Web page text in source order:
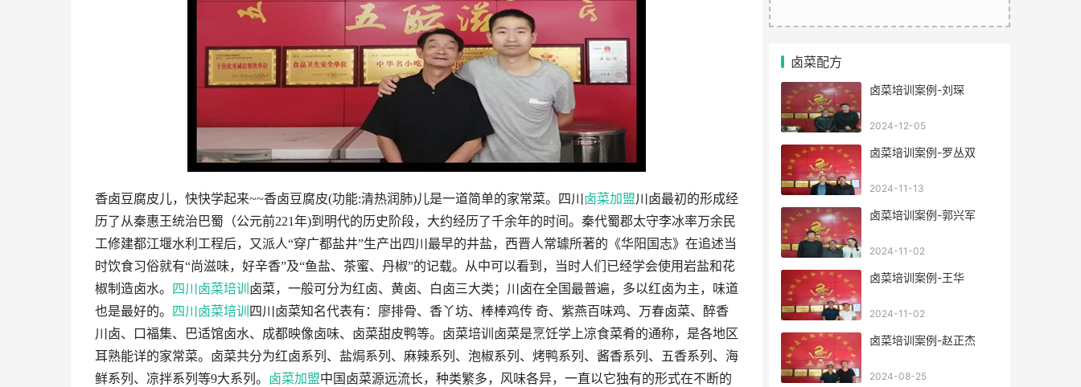
香卤豆腐皮儿，快快学起来~~香卤豆腐皮(功能:清热润肺)儿是一道简单的家常菜。四川 卤菜加盟川卤最初的形成经
历了从秦惠王统治巴蜀（公元前221年)到明代的历史阶段，大约经历了千余年的时间。秦代蜀郡太守李冰率万余民
工修建都江堰水利工程后，又派人“穿广都盐井”生产出四川最早的井盐，西晋人常璩所著的《华阳国志》在追述当
时饮食习俗就有“尚滋味，好辛香”及“鱼盐、茶蜜、丹椒”的记载。从中可以看到，当时人们已经学会使用岩盐和花
椒制造卤水。
四川卤菜培训 卤菜，一般可分为红卤、黄卤、白卤三大类；川卤在全国最普遍，多以红卤为主，味道
也是最好的。
四川卤菜培训 四川卤菜知名代表有：廖排骨、香丫坊、棒棒鸡传 奇、紫燕百味鸡、万春卤菜、醉香
川卤、口福集、巴适馆卤水、成都映像卤味、卤菜甜皮鸭等。卤菜培训卤菜是烹饪学上凉食菜肴的通称，是各地区
耳熟能详的家常菜。卤菜共分为红卤系列、盐焗系列、麻辣系列、泡椒系列、烤鸭系列、酱香系列、五香系列、海
鲜系列、凉拌系列等9大系列。 卤菜加盟中国卤菜源远流长，种类繁多，风味各异，一直以它独有的形式在不断的
卤菜配方
卤菜培训案例-刘琛
2024-12-05
卤菜培训案例-罗丛双
2024-11-13
卤菜培训案例-郭兴军
2024-11-02
卤菜培训案例-王华
2024-11-02
卤菜培训案例-赵正杰
2024-08-25